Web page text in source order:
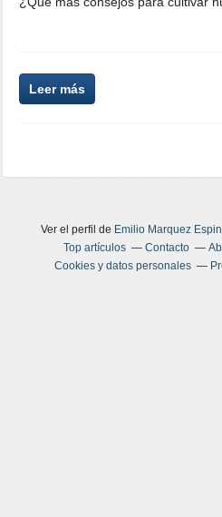
Leer más
Ver el perfil de Emilio Marquez
Top artículos
Contacto
Cookies y datos personales